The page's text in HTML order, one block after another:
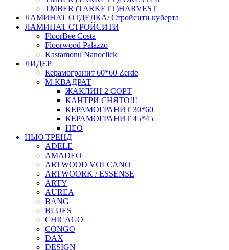
ТMBER (TARKETT)HARVEST
ЛАМИНАТ ОТДЕЛКА/ Стройсити куберта
ЛАМИНАТ СТРОЙСИТИ
FloorBee Costa
Floorwood Palazzo
Kastamonu Nanoclick
ЛИДЕР
Керамогранит 60*60 Zerde
М-КВАДРАТ
ЖАКЛИН 2 СОРТ
КАНТРИ СНЯТО!!!
КЕРАМОГРАНИТ 30*60
КЕРАМОГРАНИТ 45*45
НЕО
НЬЮ ТРЕНД
ADELE
AMADEO
ARTWOOD VOLCANO
ARTWOORK / ESSENSE
ARTY
AUREA
BANG
BLUES
CHICAGO
CONGO
DAX
DESIGN